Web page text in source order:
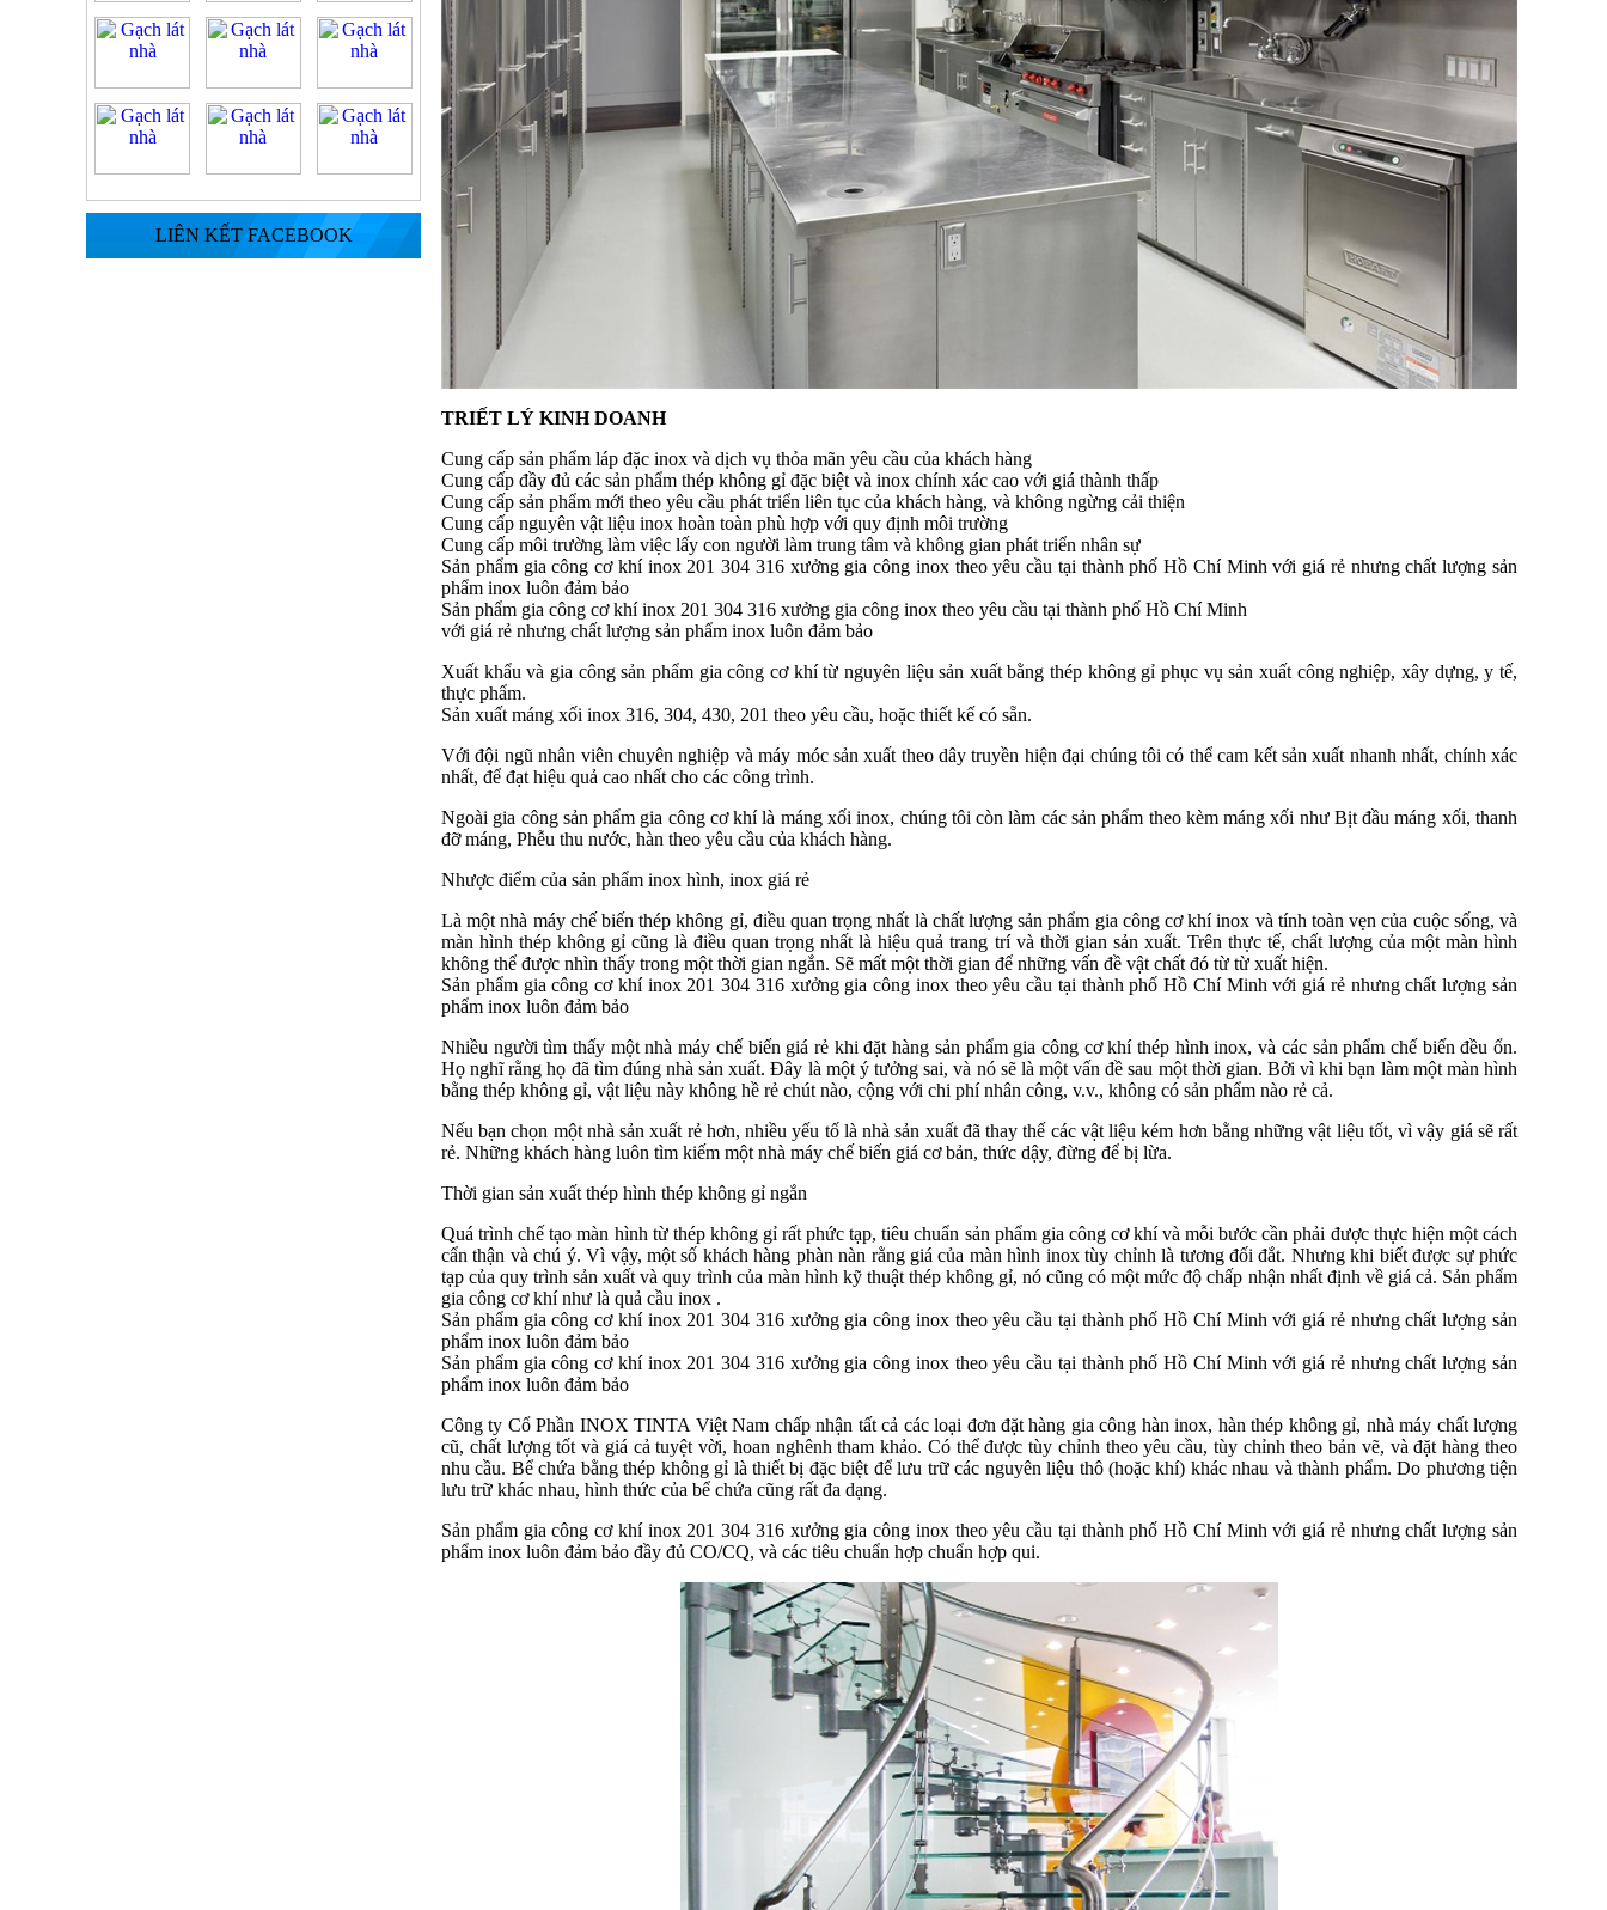
LIÊN KẾT FACEBOOK
TRIẾT LÝ KINH DOANH
Cung cấp sản phẩm láp đặc inox và dịch vụ thỏa mãn yêu cầu của khách hàng
Cung cấp đầy đủ các sản phẩm thép không gỉ đặc biệt và inox chính xác cao với giá thành thấp
Cung cấp sản phẩm mới theo yêu cầu phát triển liên tục của khách hàng, và không ngừng cải thiện
Cung cấp nguyên vật liệu inox hoàn toàn phù hợp với quy định môi trường
Cung cấp môi trường làm việc lấy con người làm trung tâm và không gian phát triển nhân sự
Sản phẩm gia công cơ khí inox 201 304 316 xưởng gia công inox theo yêu cầu tại thành phố Hồ Chí Minh với giá rẻ nhưng chất lượng sản
phẩm inox luôn đảm bảo
Sản phẩm gia công cơ khí inox 201 304 316 xưởng gia công inox theo yêu cầu tại thành phố Hồ Chí Minh
với giá rẻ nhưng chất lượng sản phẩm inox luôn đảm bảo
Xuất khẩu và gia công sản phẩm gia công cơ khí từ nguyên liệu sản xuất bằng thép không gỉ phục vụ sản xuất công nghiệp, xây dựng, y tế,
thực phẩm.
Sản xuất máng xối inox 316, 304, 430, 201 theo yêu cầu, hoặc thiết kế có sẵn.
Với đội ngũ nhân viên chuyên nghiệp và máy móc sản xuất theo dây truyền hiện đại chúng tôi có thể cam kết sản xuất nhanh nhất, chính xác
nhất, để đạt hiệu quả cao nhất cho các công trình.
Ngoài gia công sản phẩm gia công cơ khí là máng xối inox, chúng tôi còn làm các sản phẩm theo kèm máng xối như Bịt đầu máng xối, thanh
đỡ máng, Phễu thu nước, hàn theo yêu cầu của khách hàng.
Nhược điểm của sản phẩm inox hình, inox giá rẻ
Là một nhà máy chế biến thép không gỉ, điều quan trọng nhất là chất lượng sản phẩm gia công cơ khí inox và tính toàn vẹn của cuộc sống, và
màn hình thép không gỉ cũng là điều quan trọng nhất là hiệu quả trang trí và thời gian sản xuất. Trên thực tế, chất lượng của một màn hình
không thể được nhìn thấy trong một thời gian ngắn. Sẽ mất một thời gian để những vấn đề vật chất đó từ từ xuất hiện.
Sản phẩm gia công cơ khí inox 201 304 316 xưởng gia công inox theo yêu cầu tại thành phố Hồ Chí Minh với giá rẻ nhưng chất lượng sản
phẩm inox luôn đảm bảo
Nhiều người tìm thấy một nhà máy chế biến giá rẻ khi đặt hàng sản phẩm gia công cơ khí thép hình inox, và các sản phẩm chế biến đều ổn.
Họ nghĩ rằng họ đã tìm đúng nhà sản xuất. Đây là một ý tưởng sai, và nó sẽ là một vấn đề sau một thời gian. Bởi vì khi bạn làm một màn hình
bằng thép không gỉ, vật liệu này không hề rẻ chút nào, cộng với chi phí nhân công, v.v., không có sản phẩm nào rẻ cả.
Nếu bạn chọn một nhà sản xuất rẻ hơn, nhiều yếu tố là nhà sản xuất đã thay thế các vật liệu kém hơn bằng những vật liệu tốt, vì vậy giá sẽ rất
rẻ. Những khách hàng luôn tìm kiếm một nhà máy chế biến giá cơ bản, thức dậy, đừng để bị lừa.
Thời gian sản xuất thép hình thép không gỉ ngắn
Quá trình chế tạo màn hình từ thép không gỉ rất phức tạp, tiêu chuẩn sản phẩm gia công cơ khí và mỗi bước cần phải được thực hiện một cách
cẩn thận và chú ý. Vì vậy, một số khách hàng phàn nàn rằng giá của màn hình inox tùy chỉnh là tương đối đắt. Nhưng khi biết được sự phức
tạp của quy trình sản xuất và quy trình của màn hình kỹ thuật thép không gỉ, nó cũng có một mức độ chấp nhận nhất định về giá cả. Sản phẩm
gia công cơ khí như là quả cầu inox .
Sản phẩm gia công cơ khí inox 201 304 316 xưởng gia công inox theo yêu cầu tại thành phố Hồ Chí Minh với giá rẻ nhưng chất lượng sản
phẩm inox luôn đảm bảo
Sản phẩm gia công cơ khí inox 201 304 316 xưởng gia công inox theo yêu cầu tại thành phố Hồ Chí Minh với giá rẻ nhưng chất lượng sản
phẩm inox luôn đảm bảo
Công ty Cổ Phần INOX TINTA Việt Nam chấp nhận tất cả các loại đơn đặt hàng gia công hàn inox, hàn thép không gỉ, nhà máy chất lượng
cũ, chất lượng tốt và giá cả tuyệt vời, hoan nghênh tham khảo. Có thể được tùy chỉnh theo yêu cầu, tùy chỉnh theo bản vẽ, và đặt hàng theo
nhu cầu. Bể chứa bằng thép không gỉ là thiết bị đặc biệt để lưu trữ các nguyên liệu thô (hoặc khí) khác nhau và thành phẩm. Do phương tiện
lưu trữ khác nhau, hình thức của bể chứa cũng rất đa dạng.
Sản phẩm gia công cơ khí inox 201 304 316 xưởng gia công inox theo yêu cầu tại thành phố Hồ Chí Minh với giá rẻ nhưng chất lượng sản
phẩm inox luôn đảm bảo đầy đủ CO/CQ, và các tiêu chuẩn hợp chuẩn hợp qui.